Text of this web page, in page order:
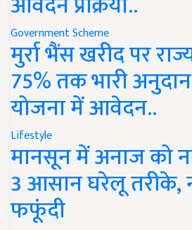
Government Scheme
मुर्रा भैंस खरीद पर
75% तक भारी
योजना में आवेदन..
Lifestyle
मानसून में अनाज को
3 आसान घरेलू तरीके,
फफूंदी